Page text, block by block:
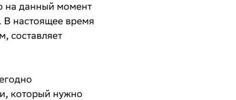
на данный момент
В настоящее время
составляет
который нужно